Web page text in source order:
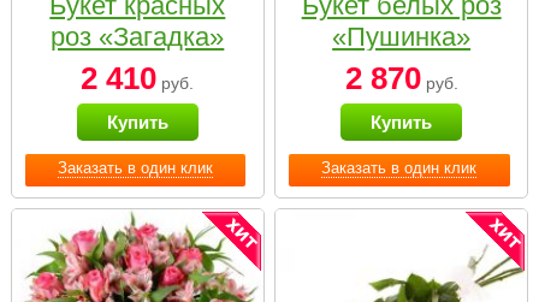
Заказать в один клик
роз «Загадка»
2 410 руб.
Купить
Заказать в один клик
«Пушинка»
2 870руб.
Купить